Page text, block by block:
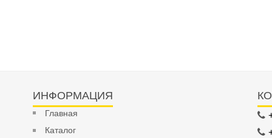
ИНФОРМАЦИЯ
Главная
Каталог